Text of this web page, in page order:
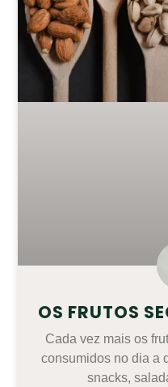
OS FRUTOS
Cada vez mais os
consumidos no dia a
snacks,